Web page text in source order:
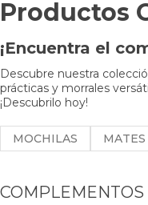
Productos
¡Encuentra el
Descubre nuestra
prácticas y morrales
¡Descubrilo hoy!
MOCHILAS MATES